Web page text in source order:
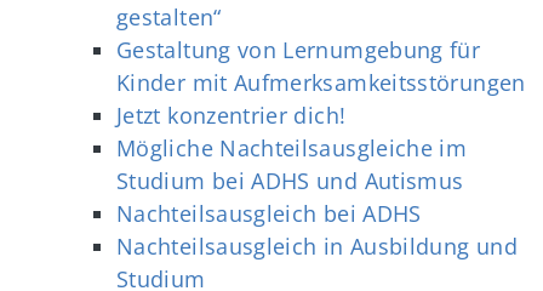
gestalten“
Gestaltung von Lernumgebung für
Kinder mit Aufmerksamkeitsstörungen
Jetzt konzentrier dich!
Mögliche Nachteilsausgleiche im
Studium bei ADHS und Autismus
Nachteilsausgleich bei ADHS
Nachteilsausgleich in Ausbildung und
Studium